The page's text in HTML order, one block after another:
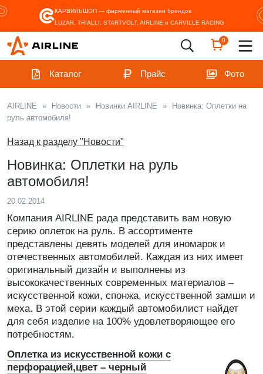
КАРВИЛЬШОП — фирменный магазин брендов
LUZAR, TRIALLI, STARTVOLT, AIRLINE и CARVILLE RACING
0
Каталог Прайс Фото
AIRLINE » Новости » Новинки AIRLINE »
Новинка: Оплетки на
руль автомобиля!
Назад к разделу "Новости"
Новинка: Оплетки на руль
автомобиля!
20.02.2014
Компания AIRLINE рада представить вам новую
серию оплеток на руль. В ассортименте
представлены девять моделей для иномарок и
отечественных автомобилей. Каждая из них имеет
оригинальный дизайн и выполнены из
высококачественных современных материалов –
искусственной кожи, спонжа, искусственной замши и
меха. В этой серии каждый автомобилист найдет
для себя изделие на 100% удовлетворяющее его
потребностям.
Оплетка из искусственной кожи с
перфорацией,цвет – черный